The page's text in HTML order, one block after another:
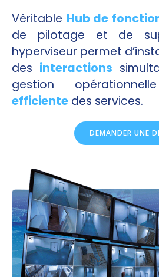
Véritable Hub de
de pilotage et de
hyperviseur permet
des interactions
gestion
efficiente des services.
DEMANDER UNE